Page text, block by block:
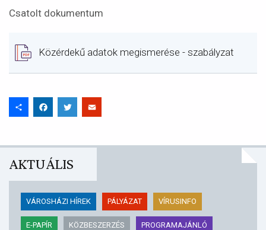
Csatolt dokumentum
Közérdekű adatok megismerése - szabályzat
Share Facebook
Twitter
AKTUÁLIS
VÁROSHÁZI HÍREK PÁLYÁZAT VÍRUSINFO
E-PAPÍR KÖZBESZERZÉS PROGRAMAJÁNLÓ